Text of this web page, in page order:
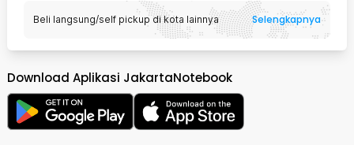
Beli langsung/self pickup di kota lainnya Selengkapnya
Download Aplikasi JakartaNotebook